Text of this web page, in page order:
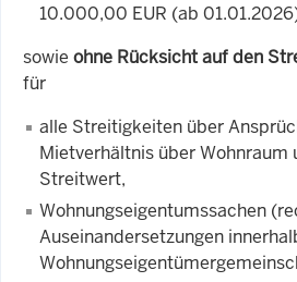
10.000,00 EUR (ab
sowie ohne Rücksicht auf den
für
alle Streitigkeiten über
Mietverhältnis über Wohnraum
Streitwert,
Wohnungseigentumssachen
Auseinandersetzungen